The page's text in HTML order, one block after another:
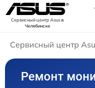
Сервисный центр Asusв
Челябинске
Сервисный центр
Ремонт